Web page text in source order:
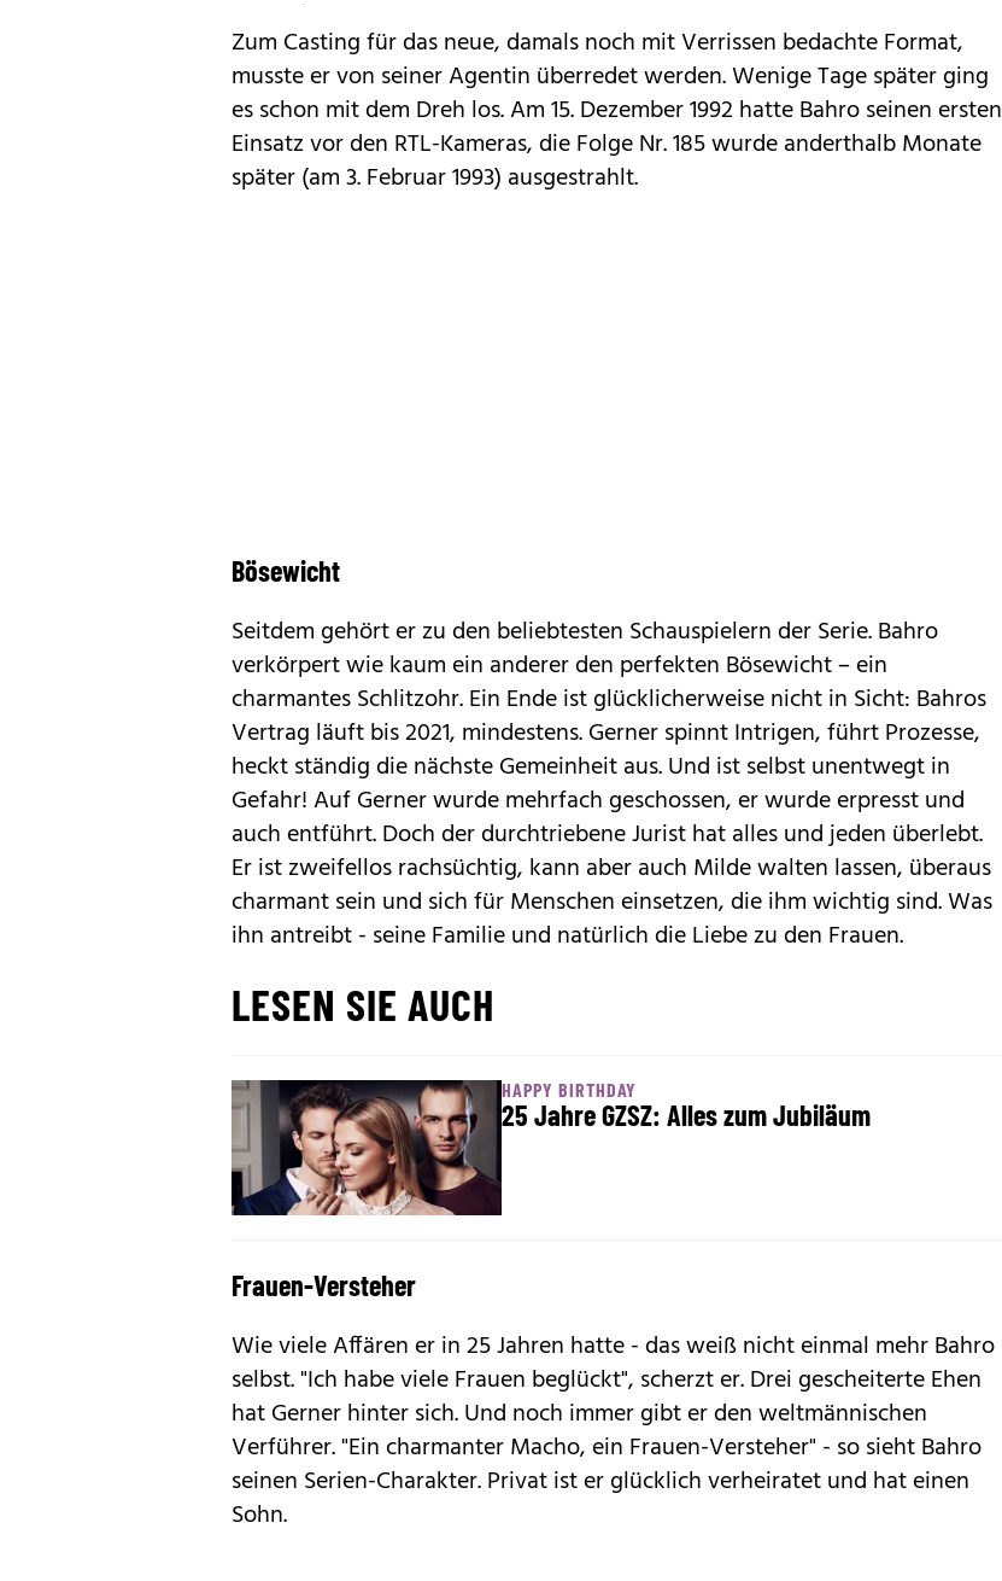
Zum Casting für das neue, damals noch mit Verrissen bedachte Format,
musste er von seiner Agentin überredet werden. Wenige Tage später ging
es schon mit dem Dreh los. Am 15. De­zember 1992 hatte Bahro sei­nen ers­ten
Ein­satz vor den RTL-Ka­me­ras, die Folge Nr. 185 wurde anderthalb Monate
später (am 3. Fe­bru­ar 1993) aus­ge­strahlt.
Bösewicht
Seit­dem gehört er zu den beliebtesten Schauspielern der Serie. Bahro
verkörpert wie kaum ein anderer den perfekten Bösewicht – ein
charmantes Schlitzohr. Ein Ende ist glücklicherweise nicht in Sicht: Bahros
Vertrag läuft bis 2021, mindestens. Ger­ner spinnt Intrigen, führt Prozesse,
heckt ständig die nächste Gemeinheit aus. Und ist selbst unentwegt in
Gefahr! Auf Gerner wurde mehrfach geschossen, er wurde erpresst und
auch entführt. Doch der durchtriebene Jurist hat alles und jeden überlebt.
Er ist zweifellos rachsüchtig, kann aber auch Milde walten lassen, überaus
charmant sein und sich für Menschen einsetzen, die ihm wichtig sind. Was
ihn antreibt - seine Familie und natürlich die Liebe zu den Frau­en.
LESEN SIE AUCH
HAPPY BIRTHDAY
25 Jahre GZSZ: Alles zum Jubiläum
Frauen-Versteher
Wie viele Affären er in 25 Jahren hatte - das weiß nicht einmal mehr Bahro
selbst. "Ich habe viele Frauen beglückt", scherzt er. Drei gescheiterte Ehen
hat Gerner hinter sich. Und noch immer gibt er den weltmännischen
Verführer. "Ein charmanter Macho, ein Frauen-Versteher" - so sieht Bahro
seinen Serien-Charakter. Privat ist er glücklich verheiratet und hat einen
Sohn.